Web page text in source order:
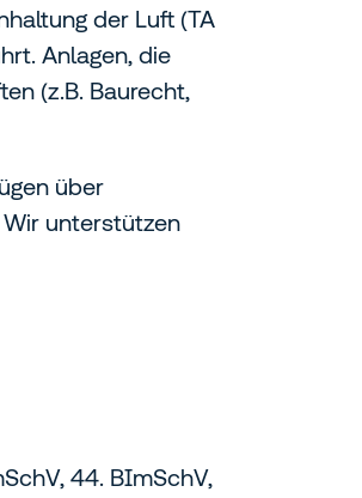
der Luft (TA
Anlagen, die
(z.B. Baurecht,
über
unterstützen
44. BImSchV,